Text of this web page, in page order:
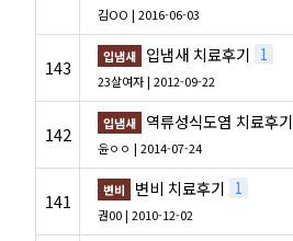
김OO | 2016-06-03
143 입냄새 입냄새 치료후기 1
23살여자| 2012-09-22
142 입냄새 역류성식도염 치료후기
윤ㅇㅇ | 2014-07-24
141 변비 변비 치료후기 1
권00| 2010-12-02